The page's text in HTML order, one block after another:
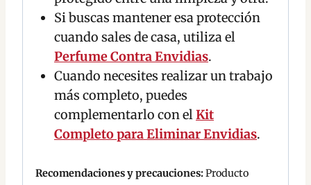
Si buscas mantener esa protección
cuando sales de casa, utiliza el
Perfume Contra Envidias.
Cuando necesites realizar un trabajo
más completo, puedes
complementarlo con el Kit
Completo para Eliminar Envidias.
Recomendaciones y precauciones:Producto